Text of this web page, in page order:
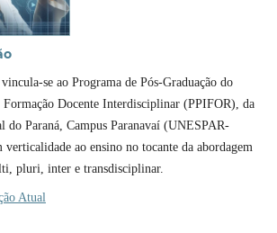
se ao Programa de Pós-Graduação do
Formação Docente Interdisciplinar (PPIFOR), da
do Paraná, Campus Paranavaí (UNESPAR-
verticalidade ao ensino no tocante da abordagem
pluri, inter e transdisciplinar.
Atual